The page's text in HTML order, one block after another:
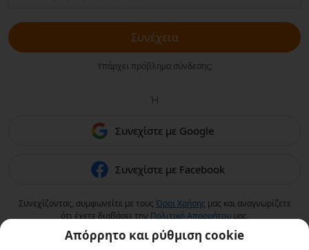
Συνέχεια
Υπάρχει πρόβλημα σύνδεσης;
Ή
Συνεχίστε με Google
Συνεχίστε με Facebook
Συνεχίζοντας, συμφωνείτε με τους Όροι Χρήσης μας και αναγνωρίζετε
ότι έχετε διαβάσει την Πολιτική Aπορρήτουμας.
Απόρρητο και ρύθμιση cookie